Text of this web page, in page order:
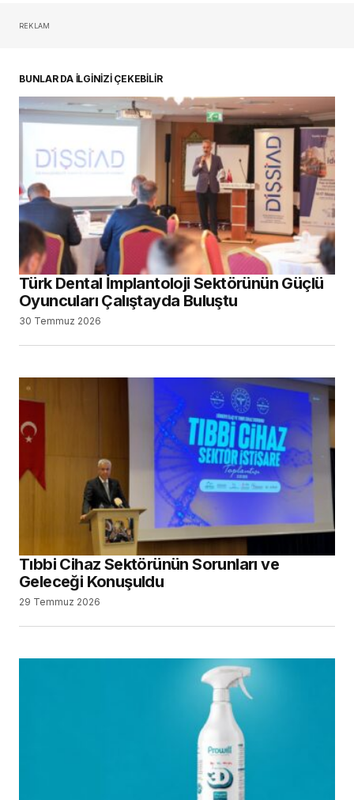
REKLAM
BUNLAR DA İLGİNİZİ ÇEKEBİLİR
Türk Dental İmplantoloji Sektörünün Güçlü
Oyuncuları Çalıştayda Buluştu
30 Temmuz 2026
Tıbbi Cihaz Sektörünün Sorunları ve
Geleceği Konuşuldu
29 Temmuz 2026